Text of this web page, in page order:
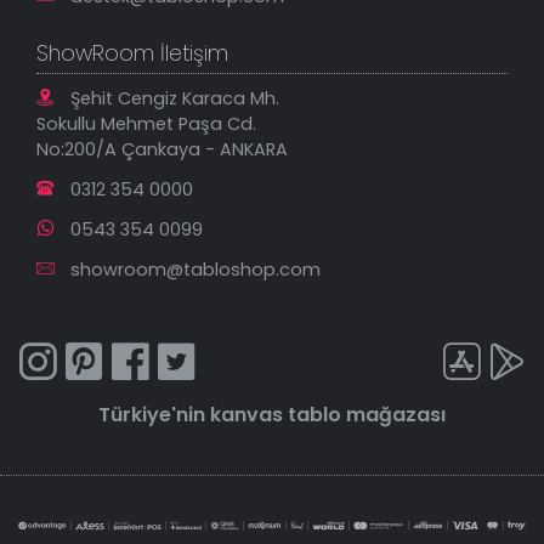
ShowRoom İletişim
Şehit Cengiz Karaca Mh.
Sokullu Mehmet Paşa Cd.
No:200/A Çankaya - ANKARA
0312 354 0000
0543 354 0099
showroom@tabloshop.com
Türkiye'nin kanvas tablo mağazası